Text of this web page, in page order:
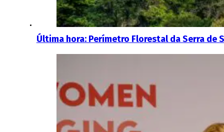
Última hora: Perímetro Florestal da Serra de